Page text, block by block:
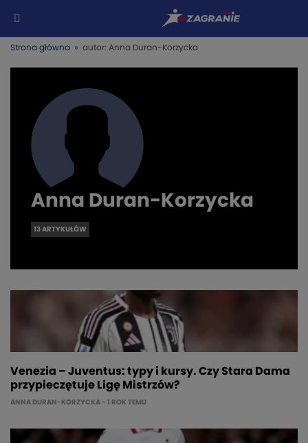
Strona główna » autor: Anna Duran-Korzycka
Anna Duran-Korzycka
13 ARTYKUŁÓW
Venezia – Juventus: typy i kursy. Czy Stara Dama
przypieczętuje Ligę Mistrzów?
ANNA DURAN-KORZYCKA - 1 ROK TEMU